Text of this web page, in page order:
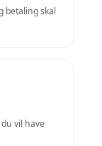
betaling skal
vil have